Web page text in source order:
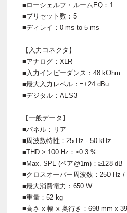
■ローシェルフ・ルームEQ：1
■プリセット数：5
■ディレイ：0 ms to 5 ms
【入力コネクタ】
■アナログ：XLR
■入力インピーダンス：48 kOhm
■最大入力レベル：=+24 dBu
■デジタル：AES3
【一般データ】
■パネル：リア
■周波数特性：25 Hz - 50 kHz
■THD > 100 Hz：≤0.3 %
■Max. SPL (ペア@1m)：≥128 dB
■クロスオーバー周波数：250 Hz /
■最大消費電力：650 W
■重量：52 kg
■高さ x 幅 x 奥行き：698 mm x